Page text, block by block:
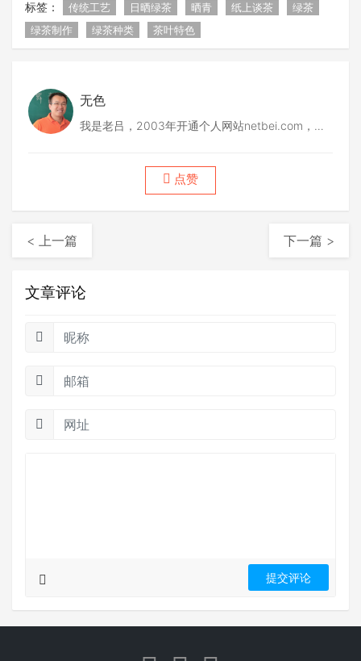
标签： 传统工艺 日晒绿茶 晒青 纸上谈茶
绿茶
绿茶制作
绿茶种类 茶叶特色
无色
我是老吕，2003年开通个人网站netbei.com，
网，2012年做中木品牌普洱茶，2015年做众筹茶
项目，2017创立后月古茶，2018年底联合筹建德
点赞
< 上一篇 下一篇 >
文章评论